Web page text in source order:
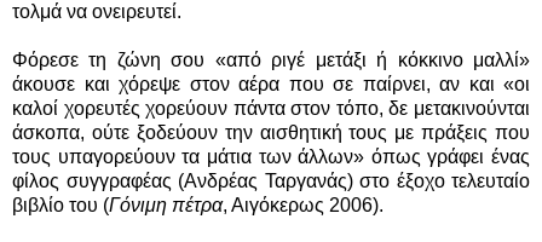
τολμά να ονειρευτεί.
Φόρεσε τη ζώνη σου «από ριγέ μετάξι ή κόκκινο μαλλί»
άκουσε και χόρεψε στον αέρα που σε παίρνει, αν και «οι
καλοί χορευτές χορεύουν πάντα στον τόπο, δε μετακινούνται
άσκοπα, ούτε ξοδεύουν την αισθητική τους με πράξεις που
τους υπαγορεύουν τα μάτια των άλλων» όπως γράφει ένας
φίλος συγγραφέας (Ανδρέας Ταργανάς) στο έξοχο τελευταίο
βιβλίο του (Γόνιμη πέτρα, Αιγόκερως 2006).